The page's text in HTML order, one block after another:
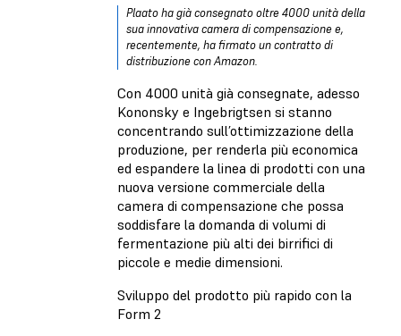
Plaato ha già consegnato oltre 4000 unità della
sua innovativa camera di compensazione e,
recentemente, ha firmato un contratto di
distribuzione con Amazon.
Con 4000 unità già consegnate, adesso
Kononsky e Ingebrigtsen si stanno
concentrando sull’ottimizzazione della
produzione, per renderla più economica
ed espandere la linea di prodotti con una
nuova versione commerciale della
camera di compensazione che possa
soddisfare la domanda di volumi di
fermentazione più alti dei birrifici di
piccole e medie dimensioni.
Sviluppo del prodotto più rapido con la
Form 2